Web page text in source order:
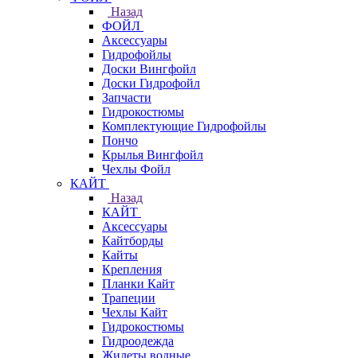
Назад
ФОЙЛ
Аксессуары
Гидрофойлы
Доски Вингфойл
Доски Гидрофойл
Запчасти
Гидрокостюмы
Комплектующие Гидрофойлы
Пончо
Крылья Вингфойл
Чехлы Фойл
КАЙТ
Назад
КАЙТ
Аксессуары
Кайтборды
Кайты
Крепления
Планки Кайт
Трапеции
Чехлы Кайт
Гидрокостюмы
Гидроодежда
Жилеты водные